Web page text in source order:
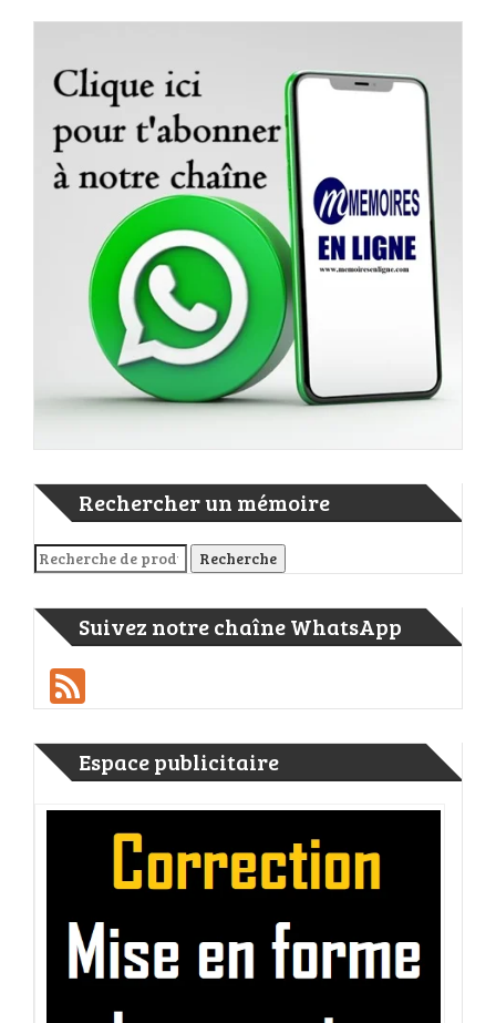
Rechercher un mémoire
Recherche pour : Recherche
Suivez notre chaîne WhatsApp
Espace publicitaire